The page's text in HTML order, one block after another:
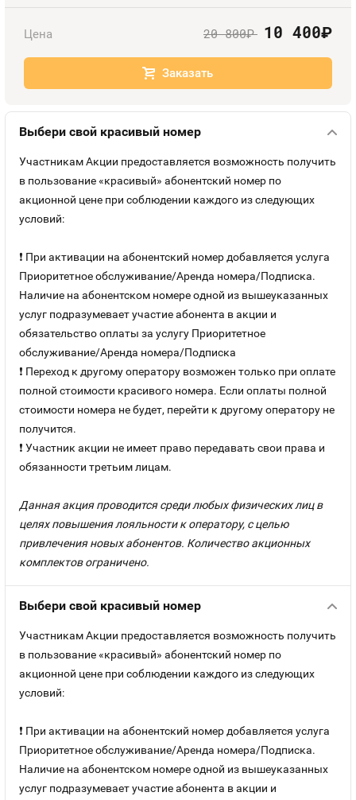
Номера
Контакты
Sim-Sim
Цена 20 800руб. 10 400руб.
Заказать
Выбери свой красивый номер
Участникам Акции предоставляется возможность получить
в пользование «красивый» абонентский номер по
акционной цене при соблюдении каждого из следующих
условий:
❗ При активации на абонентский номер добавляется услуга
Приоритетное обслуживание/Аренда номера/Подписка.
Наличие на абонентском номере одной из вышеуказанных
услуг подразумевает участие абонента в акции и
обязательство оплаты за услугу Приоритетное
обслуживание/Аренда номера/Подписка
❗ Переход к другому оператору возможен только при оплате
полной стоимости красивого номера. Если оплаты полной
стоимости номера не будет, перейти к другому оператору не
получится.
❗ Участник акции не имеет право передавать свои права и
обязанности третьим лицам.
Данная акция проводится среди любых физических лиц в
целях повышения лояльности к оператору, с целью
привлечения новых абонентов. Количество акционных
комплектов ограничено.
Выбери свой красивый номер
Участникам Акции предоставляется возможность получить
в пользование «красивый» абонентский номер по
акционной цене при соблюдении каждого из следующих
условий:
❗ При активации на абонентский номер добавляется услуга
Приоритетное обслуживание/Аренда номера/Подписка.
Наличие на абонентском номере одной из вышеуказанных
услуг подразумевает участие абонента в акции и